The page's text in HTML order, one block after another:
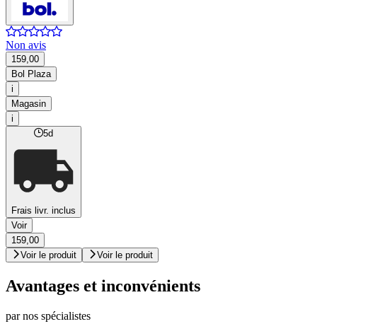
Non avis
159,00
Bol Plaza
i
Magasin
i
5d
Frais livr. inclus
Voir
159,00
Voir le produit
Voir le produit
Avantages et inconvénients
par nos spécialistes